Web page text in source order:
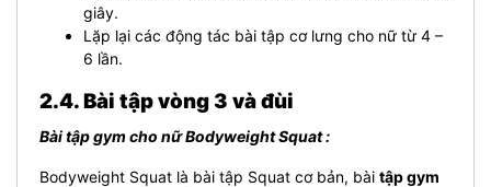
giây.
Lặp lại các động tác bài tập cơ lưng cho nữ từ 4 –
6 lần.
2.4. Bài tập vòng 3 và đùi
Bài tập gym cho nữ Bodyweight Squat :
Bodyweight Squat là bài tập Squat cơ bản, bài tập gym